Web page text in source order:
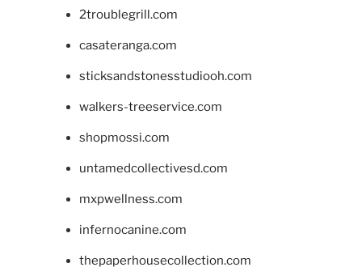
2troublegrill.com
casateranga.com
sticksandstonesstudiooh.com
walkers-treeservice.com
shopmossi.com
untamedcollectivesd.com
mxpwellness.com
infernocanine.com
thepaperhousecollection.com